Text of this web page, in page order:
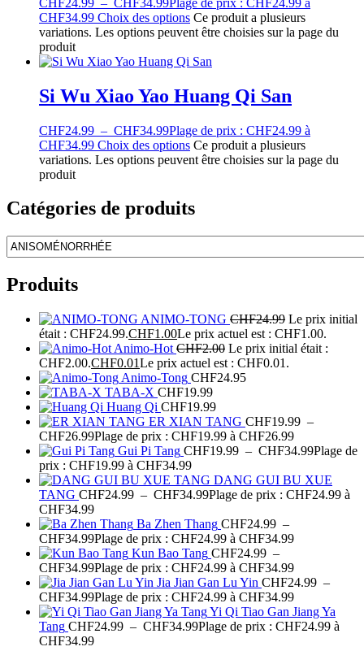
CHF34.99 Choix des options Ce produit a plusieurs
variations. Les options peuvent être choisies sur la page du
produit
Si Wu Xiao Yao Huang Qi San
CHF24.99 – CHF34.99Plage de prix : CHF24.99 à
CHF34.99 Choix des options Ce produit a plusieurs
variations. Les options peuvent être choisies sur la page du
produit
Catégories de produits
Produits
ANIMO-TONG CHF24.99 Le prix initial
était : CHF24.99.CHF1.00Le prix actuel est : CHF1.00.
Animo-Hot CHF2.00 Le prix initial était :
CHF2.00.CHF0.01Le prix actuel est : CHF0.01.
Animo-Tong CHF24.95
TABA-X CHF19.99
Huang Qi CHF19.99
ER XIAN TANG CHF19.99 –
CHF26.99Plage de prix : CHF19.99 à CHF26.99
Gui Pi Tang CHF19.99 – CHF34.99Plage de
prix : CHF19.99 à CHF34.99
DANG GUI BU XUE
TANG CHF24.99 – CHF34.99Plage de prix : CHF24.99 à
CHF34.99
Ba Zhen Thang CHF24.99 –
CHF34.99Plage de prix : CHF24.99 à CHF34.99
Kun Bao Tang CHF24.99 –
CHF34.99Plage de prix : CHF24.99 à CHF34.99
Jia Jian Gan Lu Yin CHF24.99 –
CHF34.99Plage de prix : CHF24.99 à CHF34.99
Yi Qi Tiao Gan Jiang Ya
Tang CHF24.99 – CHF34.99Plage de prix : CHF24.99 à
CHF34.99